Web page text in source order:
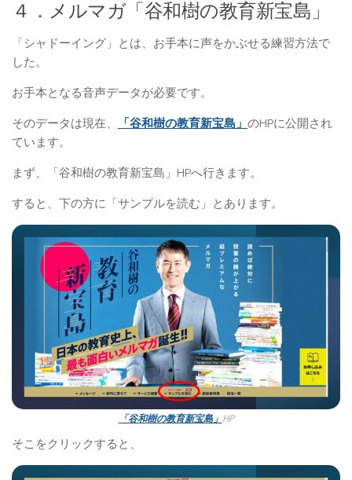
４．メルマガ「谷和樹の教育新宝島」
「シャドーイング」とは、お手本に声をかぶせる練習方法で
した。
お手本となる音声データが必要です。
そのデータは現在、
「谷和樹の教育新宝島」 のHPに公開され
ています。
まず、「谷和樹の教育新宝島」HPへ行きます。
すると、下の方に「サンプルを読む」とあります。
「谷和樹の教育新宝島」 HP
そこをクリックすると、